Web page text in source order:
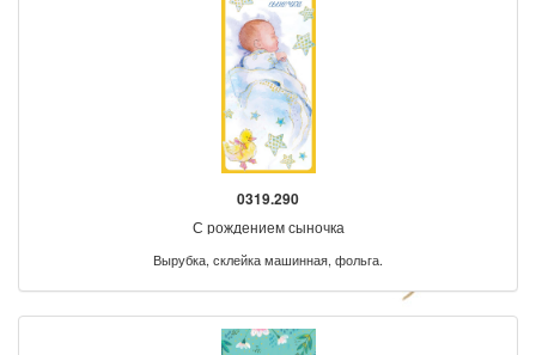
0319.290
С рождением сыночка
Вырубка, склейка машинная, фольга.